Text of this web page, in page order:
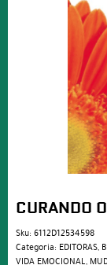
CURANDO
Sku: 6112D12534598
Categoria: EDITORAS,
VIDA EMOCIONAL,